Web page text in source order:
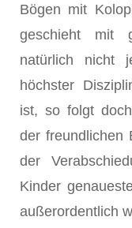
Bögen mit
geschieht mit
natürlich nicht
höchster
ist, so folgt
der freundlichen
der
Kinder
außerordentlich